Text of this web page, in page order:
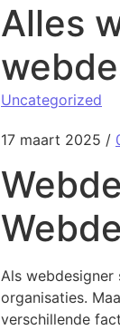
Alles
Uncategorized
17 maart 2025 /
Als webdesigner
organisaties.
verschillende